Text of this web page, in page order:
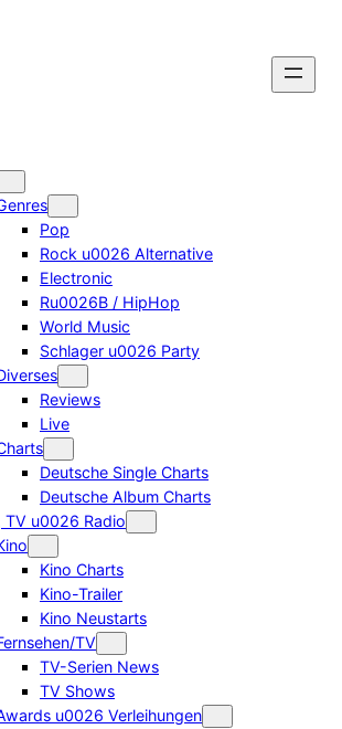
Pop
Rock u0026 Alternative
Electronic
Ru0026B / HipHop
World Music
Schlager u0026 Party
Reviews
Live
Deutsche Single Charts
Deutsche Album Charts
TV u0026 Radio
Kino Charts
Kino-Trailer
Kino Neustarts
TV
TV-Serien News
TV Shows
u0026 Verleihungen